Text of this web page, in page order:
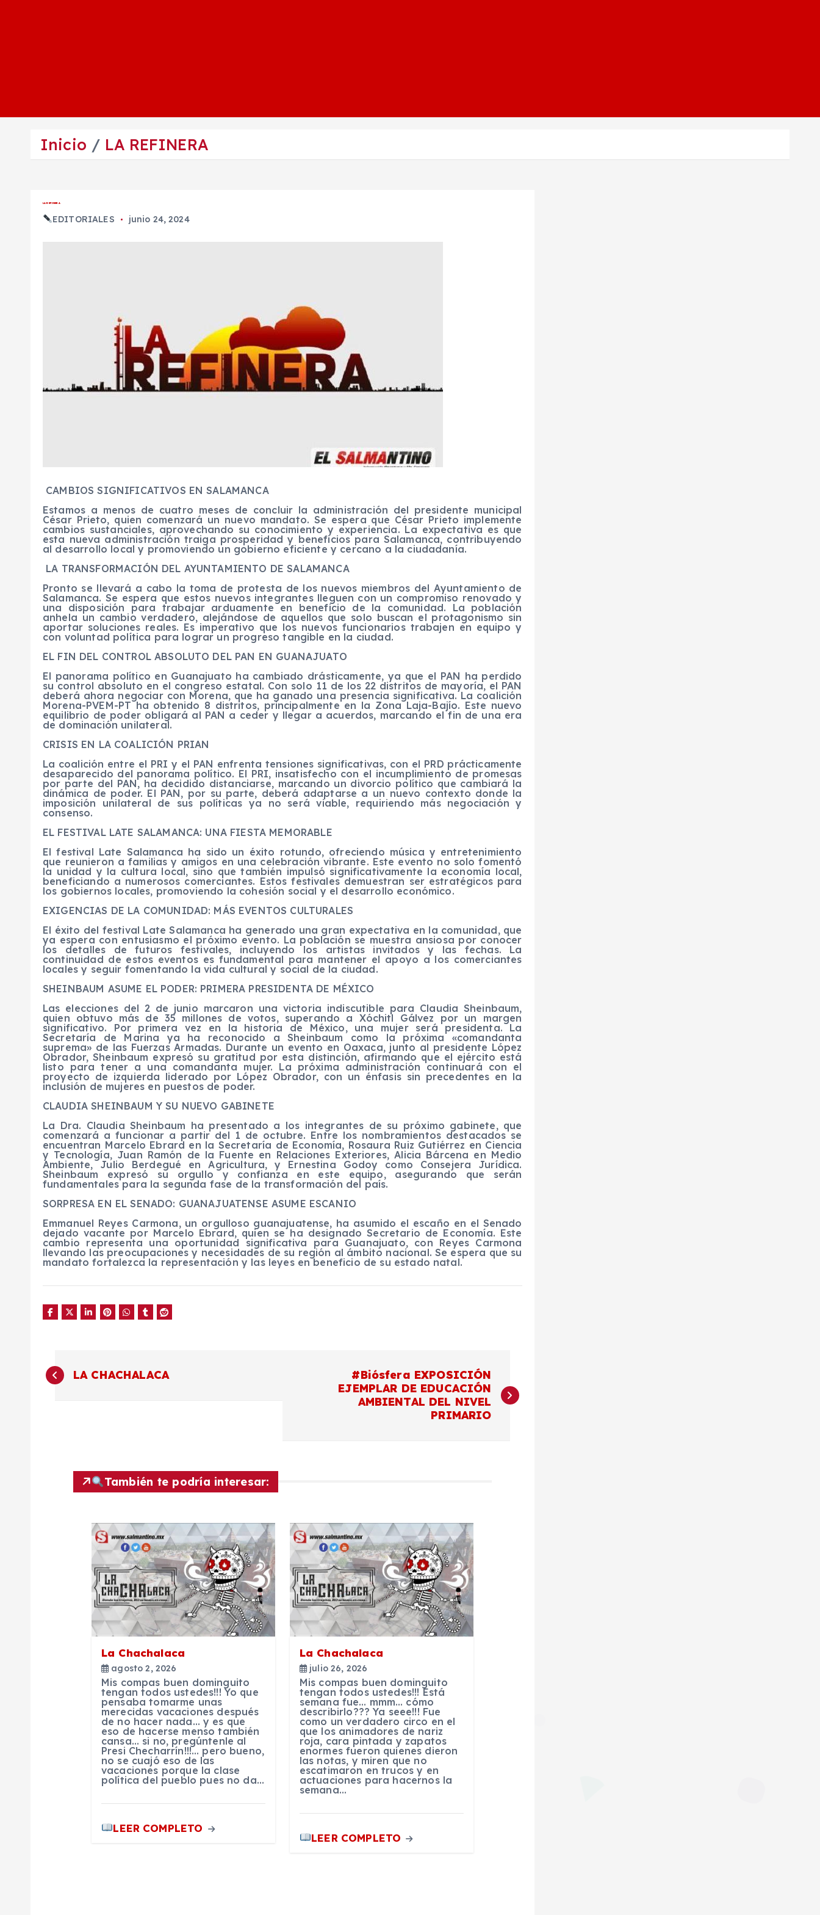
Inicio LA REFINERA
LA REFINERA
EDITORIALES junio 24, 2024
CAMBIOS SIGNIFICATIVOS EN SALAMANCA
Estamos a menos de cuatro meses de concluir la administración del presidente municipal
César Prieto, quien comenzará un nuevo mandato. Se espera que César Prieto implemente
cambios sustanciales, aprovechando su conocimiento y experiencia. La expectativa es que
esta nueva administración traiga prosperidad y beneficios para Salamanca, contribuyendo
al desarrollo local y promoviendo un gobierno eficiente y cercano a la ciudadanía.
LA TRANSFORMACIÓN DEL AYUNTAMIENTO DE SALAMANCA
Pronto se llevará a cabo la toma de protesta de los nuevos miembros del Ayuntamiento de
Salamanca. Se espera que estos nuevos integrantes lleguen con un compromiso renovado y
una disposición para trabajar arduamente en beneficio de la comunidad. La población
anhela un cambio verdadero, alejándose de aquellos que solo buscan el protagonismo sin
aportar soluciones reales. Es imperativo que los nuevos funcionarios trabajen en equipo y
con voluntad política para lograr un progreso tangible en la ciudad.
EL FIN DEL CONTROL ABSOLUTO DEL PAN EN GUANAJUATO
El panorama político en Guanajuato ha cambiado drásticamente, ya que el PAN ha perdido
su control absoluto en el congreso estatal. Con solo 11 de los 22 distritos de mayoría, el PAN
deberá ahora negociar con Morena, que ha ganado una presencia significativa. La coalición
Morena-PVEM-PT ha obtenido 8 distritos, principalmente en la Zona Laja-Bajío. Este nuevo
equilibrio de poder obligará al PAN a ceder y llegar a acuerdos, marcando el fin de una era
de dominación unilateral.
CRISIS EN LA COALICIÓN PRIAN
La coalición entre el PRI y el PAN enfrenta tensiones significativas, con el PRD prácticamente
desaparecido del panorama político. El PRI, insatisfecho con el incumplimiento de promesas
por parte del PAN, ha decidido distanciarse, marcando un divorcio político que cambiará la
dinámica de poder. El PAN, por su parte, deberá adaptarse a un nuevo contexto donde la
imposición unilateral de sus políticas ya no será viable, requiriendo más negociación y
consenso.
EL FESTIVAL LATE SALAMANCA: UNA FIESTA MEMORABLE
El festival Late Salamanca ha sido un éxito rotundo, ofreciendo música y entretenimiento
que reunieron a familias y amigos en una celebración vibrante. Este evento no solo fomentó
la unidad y la cultura local, sino que también impulsó significativamente la economía local,
beneficiando a numerosos comerciantes. Estos festivales demuestran ser estratégicos para
los gobiernos locales, promoviendo la cohesión social y el desarrollo económico.
EXIGENCIAS DE LA COMUNIDAD: MÁS EVENTOS CULTURALES
El éxito del festival Late Salamanca ha generado una gran expectativa en la comunidad, que
ya espera con entusiasmo el próximo evento. La población se muestra ansiosa por conocer
los detalles de futuros festivales, incluyendo los artistas invitados y las fechas. La
continuidad de estos eventos es fundamental para mantener el apoyo a los comerciantes
locales y seguir fomentando la vida cultural y social de la ciudad.
SHEINBAUM ASUME EL PODER: PRIMERA PRESIDENTA DE MÉXICO
Las elecciones del 2 de junio marcaron una victoria indiscutible para Claudia Sheinbaum,
quien obtuvo más de 35 millones de votos, superando a Xóchitl Gálvez por un margen
significativo. Por primera vez en la historia de México, una mujer será presidenta. La
Secretaría de Marina ya ha reconocido a Sheinbaum como la próxima «comandanta
suprema» de las Fuerzas Armadas. Durante un evento en Oaxaca, junto al presidente López
Obrador, Sheinbaum expresó su gratitud por esta distinción, afirmando que el ejército está
listo para tener a una comandanta mujer. La próxima administración continuará con el
proyecto de izquierda liderado por López Obrador, con un énfasis sin precedentes en la
inclusión de mujeres en puestos de poder.
CLAUDIA SHEINBAUM Y SU NUEVO GABINETE
La Dra. Claudia Sheinbaum ha presentado a los integrantes de su próximo gabinete, que
comenzará a funcionar a partir del 1 de octubre. Entre los nombramientos destacados se
encuentran Marcelo Ebrard en la Secretaría de Economía, Rosaura Ruiz Gutiérrez en Ciencia
y Tecnología, Juan Ramón de la Fuente en Relaciones Exteriores, Alicia Bárcena en Medio
Ambiente, Julio Berdegué en Agricultura, y Ernestina Godoy como Consejera Jurídica.
Sheinbaum expresó su orgullo y confianza en este equipo, asegurando que serán
fundamentales para la segunda fase de la transformación del país.
SORPRESA EN EL SENADO: GUANAJUATENSE ASUME ESCANIO
Emmanuel Reyes Carmona, un orgulloso guanajuatense, ha asumido el escaño en el Senado
dejado vacante por Marcelo Ebrard, quien se ha designado Secretario de Economía. Este
cambio representa una oportunidad significativa para Guanajuato, con Reyes Carmona
llevando las preocupaciones y necesidades de su región al ámbito nacional. Se espera que su
mandato fortalezca la representación y las leyes en beneficio de su estado natal.
N
LA CHACHALACA
#Biósfera EXPOSICIÓN
EJEMPLAR DE EDUCACIÓN
AMBIENTAL DEL NIVEL
PRIMARIO
También te podría interesar:
La Chachalaca
agosto 2, 2026
Mis compas buen dominguito
tengan todos ustedes!!! Yo que
pensaba tomarme unas
merecidas vacaciones después
de no hacer nada… y es que
eso de hacerse menso también
cansa… si no, pregúntenle al
Presi Checharrín!!!… pero bueno,
no se cuajó eso de las
vacaciones porque la clase
política del pueblo pues no da…
LEER COMPLETO
La Chachalaca
julio 26, 2026
Mis compas buen dominguito
tengan todos ustedes!!! Está
semana fue… mmm… cómo
describirlo??? Ya seee!!! Fue
como un verdadero circo en el
que los animadores de nariz
roja, cara pintada y zapatos
enormes fueron quienes dieron
las notas, y miren que no
escatimaron en trucos y en
actuaciones para hacernos la
semana…
LEER COMPLETO